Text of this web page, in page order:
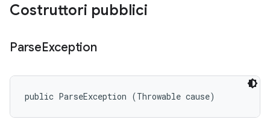
Costruttori pubblici
ParseException
public ParseException (Throwable cause)